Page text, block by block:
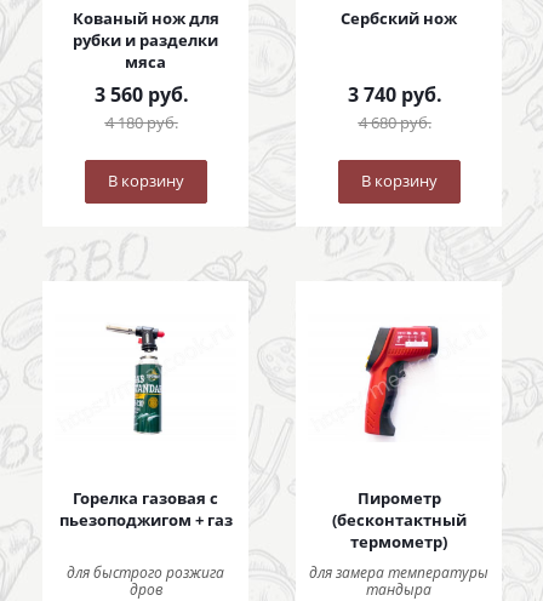
Кованый нож для
рубки и разделки
мяса
3 560руб.
4 180руб.
В корзину
Сербский нож
3 740руб.
4 680руб.
В корзину
Горелка газовая с
пьезоподжигом + газ
для быстрого розжига
дров
Пирометр
(бесконтактный
термометр)
для замера температуры
тандыра